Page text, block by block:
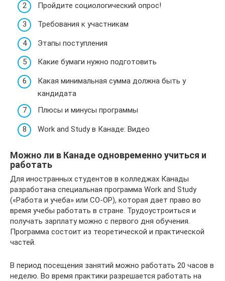
Пройдите социологический опрос!
Требования к участникам
Этапы поступления
Какие бумаги нужно подготовить
Какая минимальная сумма должна быть у
кандидата
Плюсы и минусы программы
Work and Study в Канаде: Видео
Можно ли в Канаде одновременно учиться и
работать
Для иностранных студентов в колледжах Канады
разработана специальная программа Work and Study
(«Работа и учеба» или CO-OP), которая дает право во
время учебы работать в стране. Трудоустроиться и
получать зарплату можно с первого дня обучения.
Программа состоит из теоретической и практической
частей.
В период посещения занятий можно работать 20 часов в
неделю. Во время практики разрешается работать на